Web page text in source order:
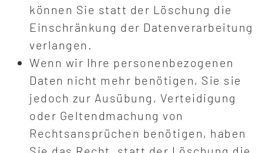
können Sie statt der Löschung die
Einschränkung der Datenverarbeitung
verlangen.
Wenn wir Ihre personenbezogenen
Daten nicht mehr benötigen, Sie sie
jedoch zur Ausübung, Verteidigung
oder Geltendmachung von
Rechtsansprüchen benötigen, haben